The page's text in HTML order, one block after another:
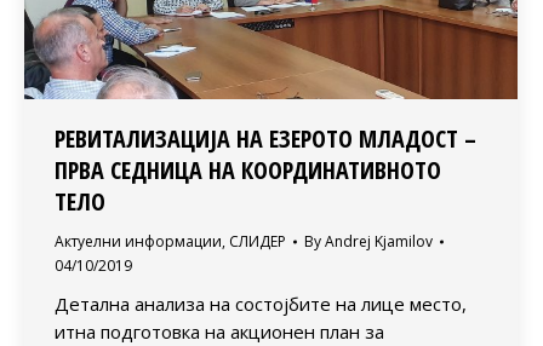
РЕВИТАЛИЗАЦИЈА НА ЕЗЕРОТО МЛАДОСТ –
ПРВА СЕДНИЦА НА КООРДИНАТИВНОТО
ТЕЛО
Актуелни информации, СЛИДЕР ByAndrej Kjamilov
04/10/2019
Детална анализа на состојбите на лице место,
итна подготовка на акционен план за